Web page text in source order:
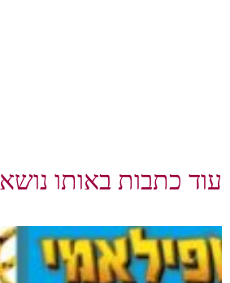
עוד כתבות באותו נושא